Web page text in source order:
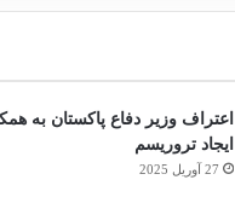
اعتراف وزیر دفاع پاکستان به
ایجاد تروریسم
27 آوریل 2025